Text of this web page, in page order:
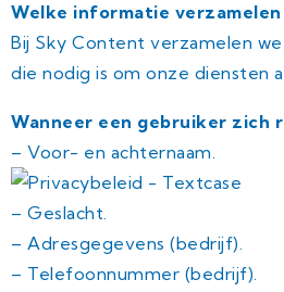
Welke informatie verzamelen
Bij Sky Content verzamelen
die nodig is om onze diensten
Wanneer een gebruiker zich
– Voor- en achternaam.
– Geslacht.
– Adresgegevens (bedrijf).
– Telefoonnummer (bedrijf).